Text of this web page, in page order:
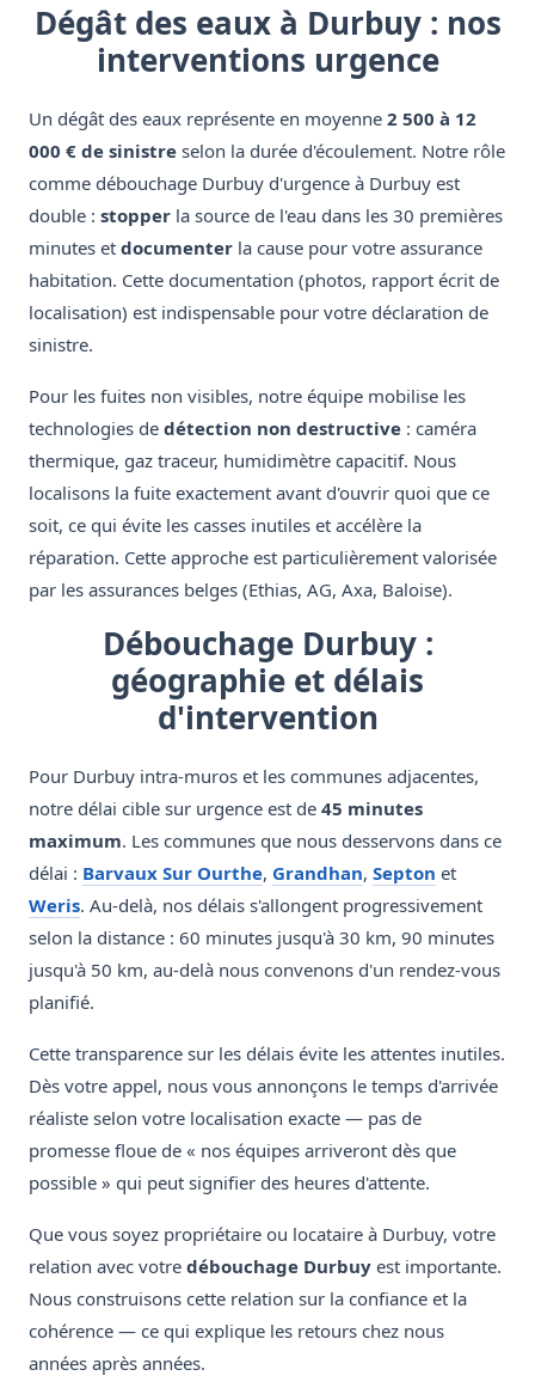
Dégât des eaux à Durbuy : nos
interventions urgence
Un dégât des eaux représente en moyenne 2 500 à 12
000 € de sinistre selon la durée d'écoulement. Notre rôle
comme débouchage Durbuy d'urgence à Durbuy est
double : stopper la source de l'eau dans les 30 premières
minutes et documenter la cause pour votre assurance
habitation. Cette documentation (photos, rapport écrit de
localisation) est indispensable pour votre déclaration de
sinistre.
Pour les fuites non visibles, notre équipe mobilise les
technologies de détection non destructive : caméra
thermique, gaz traceur, humidimètre capacitif. Nous
localisons la fuite exactement avant d'ouvrir quoi que ce
soit, ce qui évite les casses inutiles et accélère la
réparation. Cette approche est particulièrement valorisée
par les assurances belges (Ethias, AG, Axa, Baloise).
Débouchage Durbuy :
géographie et délais
d'intervention
Pour Durbuy intra-muros et les communes adjacentes,
notre délai cible sur urgence est de 45 minutes
maximum. Les communes que nous desservons dans ce
délai : Barvaux Sur Ourthe, Grandhan, Septon et
Weris. Au-delà, nos délais s'allongent progressivement
selon la distance : 60 minutes jusqu'à 30 km, 90 minutes
jusqu'à 50 km, au-delà nous convenons d'un rendez-vous
planifié.
Cette transparence sur les délais évite les attentes inutiles.
Dès votre appel, nous vous annonçons le temps d'arrivée
réaliste selon votre localisation exacte — pas de
promesse floue de « nos équipes arriveront dès que
possible » qui peut signifier des heures d'attente.
Que vous soyez propriétaire ou locataire à Durbuy, votre
relation avec votre débouchage Durbuy est importante.
Nous construisons cette relation sur la confiance et la
cohérence — ce qui explique les retours chez nous
années après années.